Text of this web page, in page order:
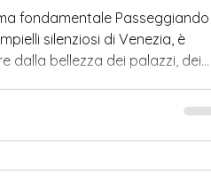
fondamentale Passeggiando
silenziosi di Venezia, è
dalla bellezza dei palazzi, dei
meno appariscenti ma
elementi, apparentemente
storia di ingegno, sicurezza e